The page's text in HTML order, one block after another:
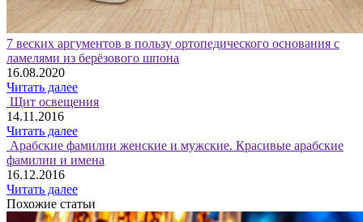
7 веских аргументов в пользу ортопедического основания с
ламелями из берёзового шпона
16.08.2020
Читать далее
Щит освещения
14.11.2016
Читать далее
Арабские фамилии женские и мужские. Красивые арабские
фамилии и имена
16.12.2016
Читать далее
Похожие статьи